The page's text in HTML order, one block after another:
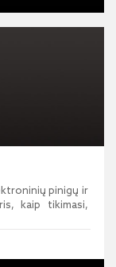
pinigų ir
kaip tikimasi,